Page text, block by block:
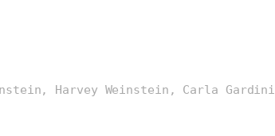
Harvey Weinstein, Carla Gardini